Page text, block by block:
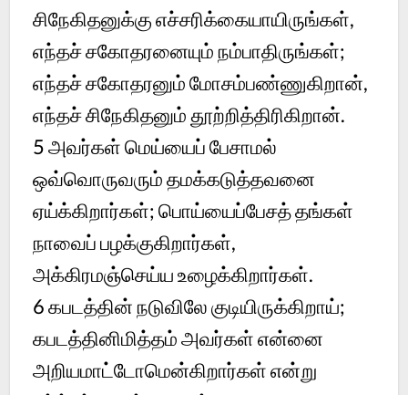
சிநேகிதனுக்கு எச்சரிக்கையாயிருங்கள்,
எந்தச் சகோதரனையும் நம்பாதிருங்கள்;
எந்தச் சகோதரனும் மோசம்பண்ணுகிறான்,
எந்தச் சிநேகிதனும் தூற்றித்திரிகிறான்.
5 அவர்கள் மெய்யைப் பேசாமல்
ஒவ்வொருவரும் தமக்கடுத்தவனை
ஏய்க்கிறார்கள்; பொய்யைப்பேசத் தங்கள்
நாவைப் பழக்குகிறார்கள்,
அக்கிரமஞ்செய்ய உழைக்கிறார்கள்.
6 கபடத்தின் நடுவிலே குடியிருக்கிறாய்;
கபடத்தினிமித்தம் அவர்கள் என்னை
அறியமாட்டோமென்கிறார்கள் என்று